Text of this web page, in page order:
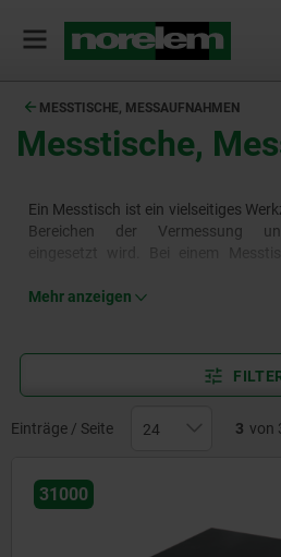
MESSTISCHE, MESSAUFNAHMEN
Messtische,
Ein Messtisch ist ein vielseitiges
Bereichen der Vermessung
Kontrollen von Werkstücken
Mehr anzeigen
Einträge / Seite 3 von
31000